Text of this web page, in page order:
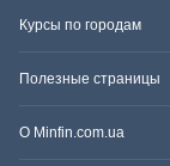
Курсы по городам
Полезные страницы
О Minfin.com.ua